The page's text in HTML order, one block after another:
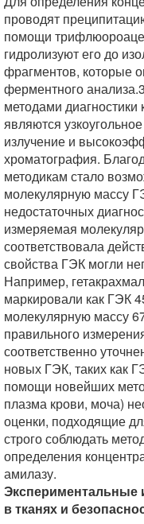
проводят
помощи
гидролизуют его до
фрагментов, которые
ферментного
методами
являются
излучение и
хроматография.
методикам стало
молекулярную массу
недостаточных
измеряемая
соответствовала
свойства ГЭК могли
Например,
маркировали как ГЭК
молекулярную массу
правильного
соответственно
новых ГЭК, таких как
помощи новейших
плазма крови, моча)
оценки, подходящие
строго соблюдать
определения
амилазу.
Экспериментальные
в тканях и